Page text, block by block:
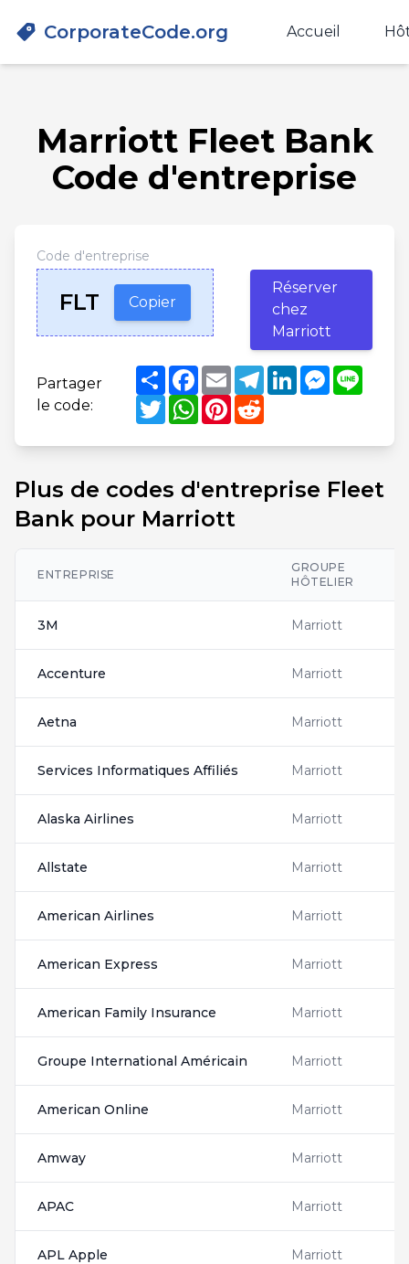
CorporateCode.org Accueil
Marriott Fleet Bank
Code d'entreprise
Code d'entreprise
FLT Copier
Réserver
chez
Marriott
Partager
le code:
ShareFacebook
EmailTelegram
LinkedInMessenger
Line
TwitterWhatsApp
Pinterest
Reddit
Plus de codes d'entreprise Fleet
Bank pour Marriott
ENTREPRISE
GROUPE
HÔTELIER
3M Marriott
Accenture Marriott
Aetna Marriott
Services Informatiques Affiliés Marriott
Alaska Airlines Marriott
Allstate Marriott
American Airlines Marriott
American Express Marriott
American Family Insurance Marriott
Groupe International Américain Marriott
American Online Marriott
Amway Marriott
APAC Marriott
APL Apple Marriott